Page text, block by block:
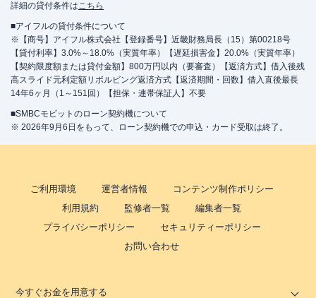
詳細の貸付条件はこちら
■アイフルの貸付条件について
※【商号】アイフル株式会社【登録番号】近畿財務局長（15）第00218号
【貸付利率】3.0%～18.0%（実質年率）【遅延損害金】20.0%（実質年率）
【契約限度額または貸付金額】800万円以内（要審査）【返済方式】借入後残
高スライド元利定額リボルビング返済方式【返済期間・回数】借入直後最長
14年6ヶ月（1～151回）【担保・連帯保証人】不要
■SMBCモビットのローン契約機について
※ 2026年9月6日をもって、ローン契約機での申込・カード受取は終了。
ご利用環境 運営者情報
コンテンツ制作ポリシー
利用規約
監修者一覧
編集者一覧
プライバシーポリシー
セキュリティーポリシー
お問い合わせ
今すぐお金を用意する